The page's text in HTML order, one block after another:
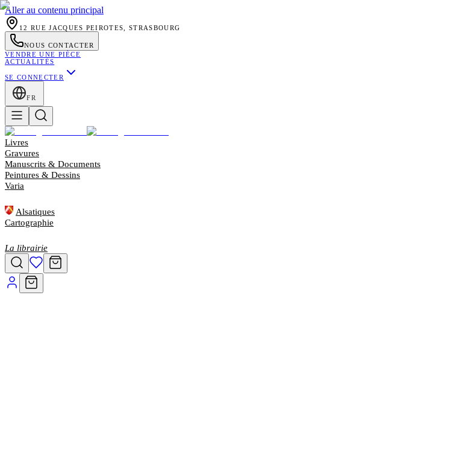
Aller au contenu principal
12 RUE JACQUES PEIROTES, STRASBOURG
NOUS CONTACTER
VENDRE UNE PIÈCE
ACTUALITÉS
SE CONNECTER
FR
Livres
Gravures
Manuscrits & Documents
Peintures & Dessins
Varia
Alsatiques
Cartographie
La librairie